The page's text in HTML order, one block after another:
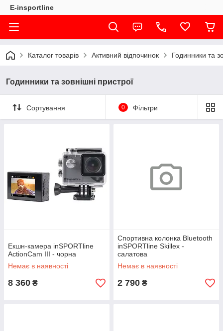
E-insportline
Каталог товарів Активний відпочинок Годинники та
Годинники та зовнішні пристрої
Сортування 0 Фільтри
Екшн-камера inSPORTline
ActionCam III - чорна
Немає в наявності
8 360 ₴
Спортивна колонка Bluetooth
inSPORTline Skillex -
салатова
Немає в наявності
2 790 ₴